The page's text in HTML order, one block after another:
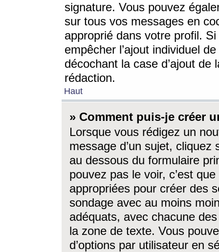
signature. Vous pouvez
sur tous vos messages en
approprié dans votre profil.
empêcher l’ajout individuel
décochant la case d’ajout
rédaction.
Haut
» Comment puis-je créer
Lorsque vous rédigez un
message d’un sujet, cliquez
au dessous du formulaire
pouvez pas le voir, c’est
appropriées pour créer des
sondage avec au moins
adéquats, avec chacune
la zone de texte. Vous
d’options par utilisateur en